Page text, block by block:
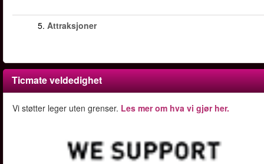
5. Attraksjoner
Ticmate veldedighet
Vi støtter leger uten grenser. Les mer om hva vi gjør her.